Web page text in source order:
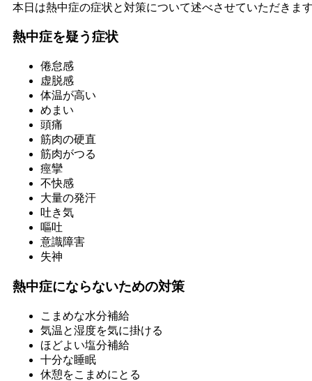
本日は熱中症の症状と対策について述べさせていただきま
熱中症を疑う症状
倦怠感
虚脱感
体温が高い
めまい
頭痛
筋肉の硬直
筋肉がつる
痙攣
不快感
大量の発汗
吐き気
嘔吐
意識障害
失神
熱中症にならないための対策
こまめな水分補給
気温と湿度を気に掛ける
ほどよい塩分補給
十分な睡眠
休憩をこまめにとる